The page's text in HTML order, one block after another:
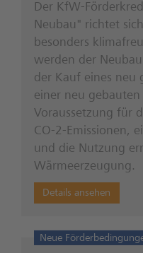
Der KfW-
Neubau" richtet
besonders
werden der
der Kauf eines neu
einer neu
Voraussetzung für
CO-2-Emissionen,
und die Nutzung
Wärmeerzeugung.
Details ansehen
Neue